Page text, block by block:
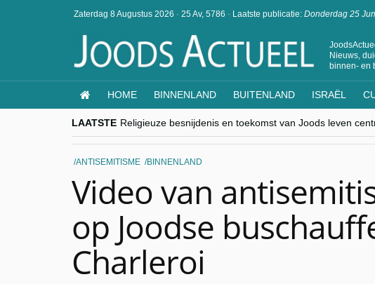
Zaterdag 8 Augustus 2026 · 25 Av, 5786 · Laatste publicatie: Donderdag 25
Nieuws,
binnen- en
HOME BINNENLAND BUITENLAND ISRAËL
LAATSTE Religieuze besnijdenis en toekomst van Joods leven
“Besnijdenisdebat toont hoe moeilijk seculiere Westen
CITYTRIP | ROEMENIË – Boekarest: de verrassing van
“Vandaag zit elke Jood in België op de beklaagdenbank”
ANTISEMITISME BINNENLAND
Video van
op Joodse
Charleroi